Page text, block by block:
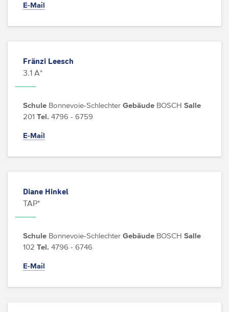
E-Mail
Fränzi Leesch
3.1 A*
Schule Bonnevoie-Schlechter Gebäude BOSCH Salle
201 Tel. 4796 - 6759
E-Mail
Diane Hinkel
TAP*
Schule Bonnevoie-Schlechter Gebäude BOSCH Salle
102 Tel. 4796 - 6746
E-Mail